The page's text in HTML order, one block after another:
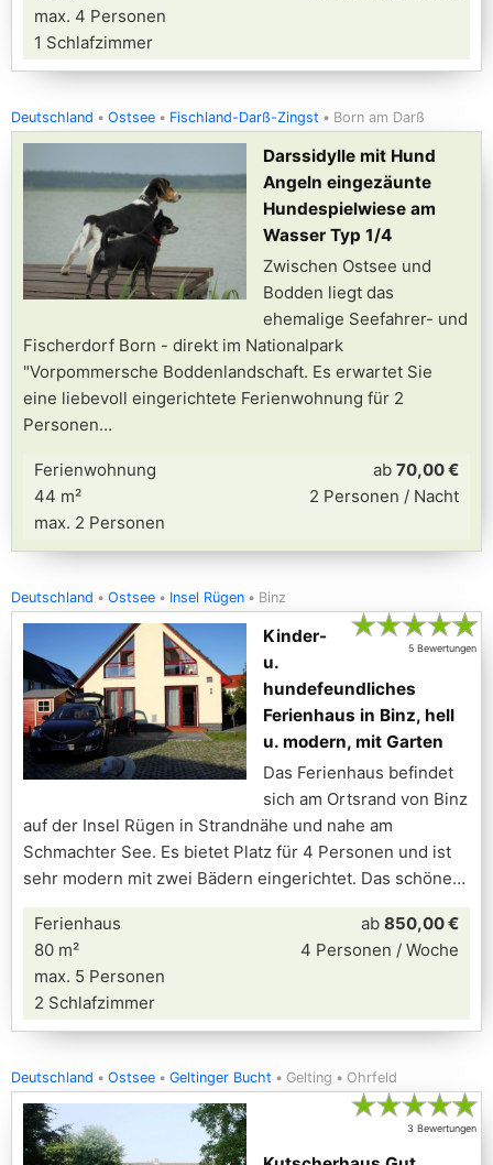
max. 4 Personen
1 Schlafzimmer
Deutschland Ostsee Fischland-Darß-Zingst Born am Darß
Darssidylle mit Hund
Angeln eingezäunte
Hundespielwiese am
Wasser Typ 1/4
Zwischen Ostsee und
Bodden liegt das
ehemalige Seefahrer- und
Fischerdorf Born - direkt im Nationalpark
"Vorpommersche Boddenlandschaft. Es erwartet Sie
eine liebevoll eingerichtete Ferienwohnung für 2
Personen
Ferienwohnung
44 m²
max. 2 Personen
ab 70,00 €
2 Personen / Nacht
Deutschland Ostsee Insel Rügen Binz
★★★★★
5 Bewertungen
Kinder-
u.
hundefeundliches
Ferienhaus in Binz, hell
u. modern, mit Garten
Das Ferienhaus befindet
sich am Ortsrand von Binz
auf der Insel Rügen in Strandnähe und nahe am
Schmachter See. Es bietet Platz für 4 Personen und ist
sehr modern mit zwei Bädern eingerichtet. Das schöne
Ferienhaus
80 m²
max. 5 Personen
2 Schlafzimmer
ab 850,00 €
4 Personen / Woche
Deutschland Ostsee Geltinger Bucht Gelting Ohrfeld
★★★★★
3 Bewertungen